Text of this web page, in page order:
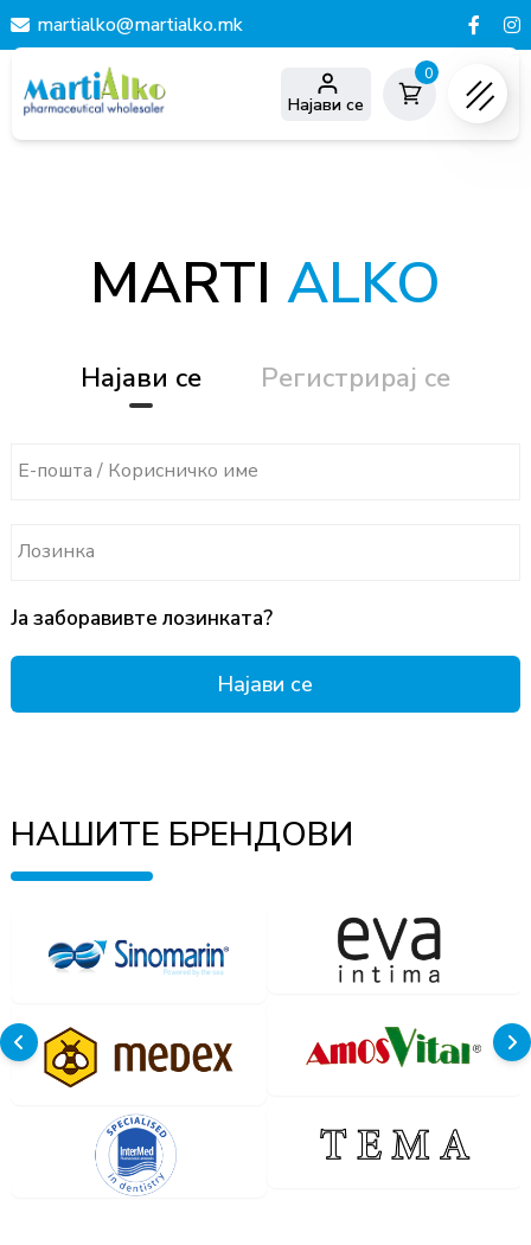
martialko@martialko.mk
Најави се
0
MARTI ALKO
Најави се Регистрирај се
Е-пошта / Корисничко име
Лозинка
Ја заборавивте лозинката?
Најави се
НАШИТЕ БРЕНДОВИ